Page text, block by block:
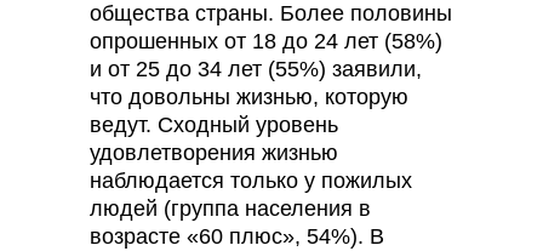
общества страны. Более половины
опрошенных от 18 до 24 лет (58%)
и от 25 до 34 лет (55%) заявили,
что довольны жизнью, которую
ведут. Сходный уровень
удовлетворения жизнью
наблюдается только у пожилых
людей (группа населения в
возрасте «60 плюс», 54%). В